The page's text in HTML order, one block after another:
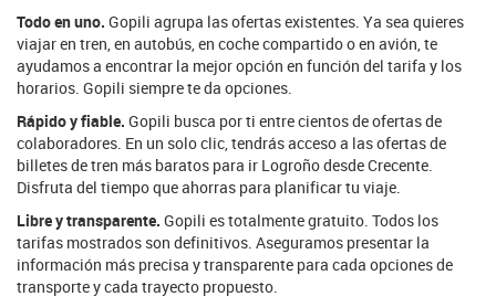
Todo en uno. Gopili agrupa las ofertas existentes. Ya sea quieres
viajar en tren, en autobús, en coche compartido o en avión, te
ayudamos a encontrar la mejor opción en función del tarifa y los
horarios. Gopili siempre te da opciones.
Rápido y fiable. Gopili busca por ti entre cientos de ofertas de
colaboradores. En un solo clic, tendrás acceso a las ofertas de
billetes de tren más baratos para ir Logroño desde Crecente.
Disfruta del tiempo que ahorras para planificar tu viaje.
Libre y transparente. Gopili es totalmente gratuito. Todos los
tarifas mostrados son definitivos. Aseguramos presentar la
información más precisa y transparente para cada opciones de
transporte y cada trayecto propuesto.